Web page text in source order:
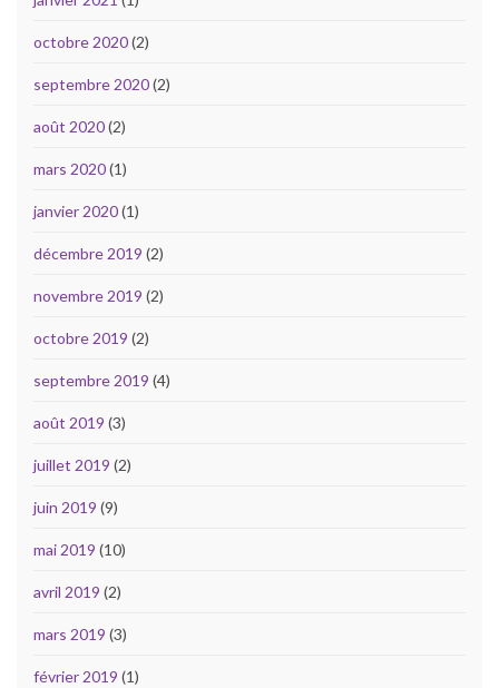
octobre 2020(2)
septembre 2020(2)
août 2020(2)
mars 2020(1)
janvier 2020(1)
décembre 2019 (2)
novembre 2019 (2)
octobre 2019 (2)
septembre 2019 (4)
août 2019 (3)
juillet 2019 (2)
juin 2019 (9)
mai 2019 (10)
avril 2019 (2)
mars 2019 (3)
février 2019 (1)